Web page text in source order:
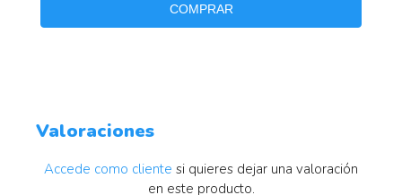
COMPRAR
Valoraciones
Accede como cliente si quieres dejar una valoración
en este producto.